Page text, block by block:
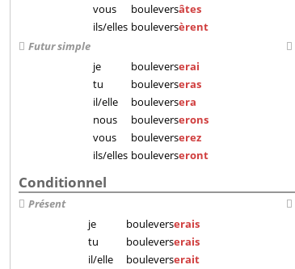
vous
bouleversâtes
ils/elles bouleversèrent
Futur simple
je
bouleverserai
tu
bouleverseras
il/elle
bouleversera
nous
bouleverserons
vous
bouleverserez
ils/elles bouleverseront
Conditionnel
Présent
je
bouleverserais
tu
bouleverserais
il/elle
bouleverserait